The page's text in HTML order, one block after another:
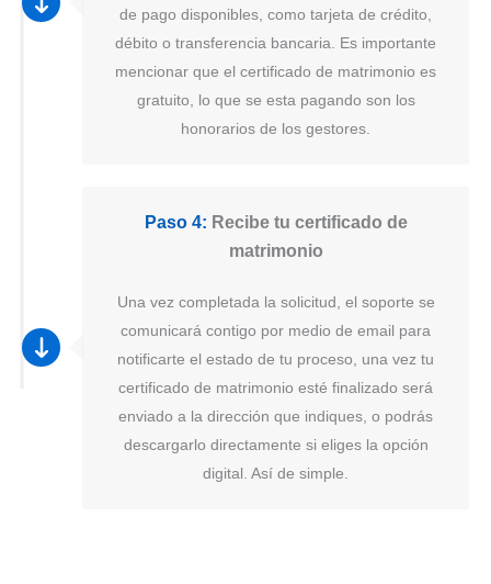
de pago disponibles, como tarjeta de crédito,
débito o transferencia bancaria. Es importante
mencionar que el certificado de matrimonio es
gratuito, lo que se esta pagando son los
honorarios de los gestores.
Paso 4: Recibe tu certificado de
matrimonio
Una vez completada la solicitud, el soporte se
comunicará contigo por medio de email para
notificarte el estado de tu proceso, una vez tu
certificado de matrimonio esté finalizado será
enviado a la dirección que indiques, o podrás
descargarlo directamente si eliges la opción
digital. Así de simple.